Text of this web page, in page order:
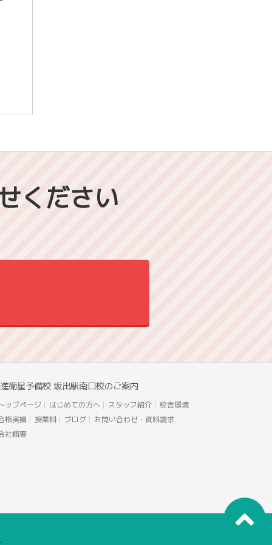
ください
衛星予備校 坂出駅南口校のご案内
トップページ はじめての方へ スタッフ紹介
校舎環境
格実績
授業料 ブログ
お問い合わせ・資料請求
社概要